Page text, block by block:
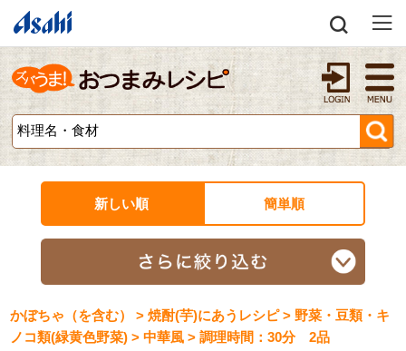
新しい順 簡単順
かぼちゃ（を含む） > 焼酎(芋)にあうレシピ > 野菜・豆類・キ
ノコ類(緑黄色野菜) > 中華風 > 調理時間：30分 2品